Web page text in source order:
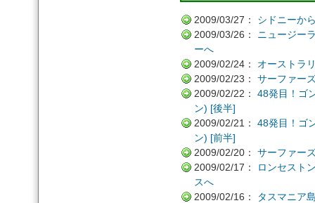
2009/03/27： シドニーか
2009/03/26： ニュージー
ーへ
2009/02/24： オーストラ
2009/02/23： サーファー
2009/02/22： 48発目！ゴ
ン) [後半]
2009/02/21： 48発目！ゴ
ン) [前半]
2009/02/20： サーファー
2009/02/17：
ロンセスト
スへ
2009/02/16：
タスマニア